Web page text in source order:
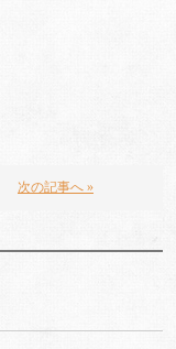
次の記事へ »